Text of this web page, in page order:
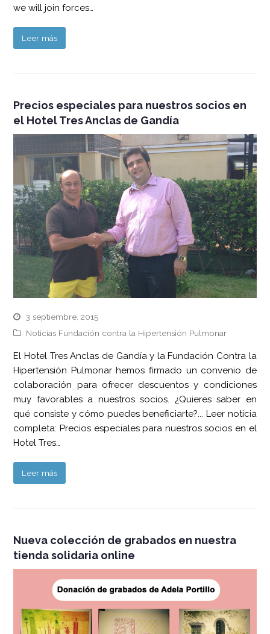
we will join forces…
Leer más
Precios especiales para nuestros socios en
el Hotel Tres Anclas de Gandía
3 septiembre, 2015
Noticias Fundación contra la Hipertensión Pulmonar
El Hotel Tres Anclas de Gandía y la Fundación Contra la
Hipertensión Pulmonar hemos firmado un convenio de
colaboración para ofrecer descuentos y condiciones
muy favorables a nuestros socios. ¿Quieres saber en
qué consiste y cómo puedes beneficiarte?... Leer noticia
completa: Precios especiales para nuestros socios en el
Hotel Tres…
Leer más
Nueva colección de grabados en nuestra
tienda solidaria online